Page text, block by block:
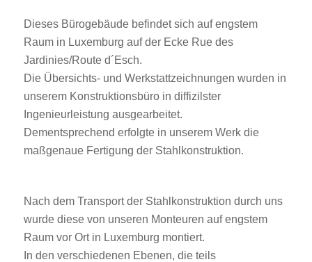
Dieses Bürogebäude befindet sich auf engstem
Raum in Luxemburg auf der Ecke Rue des
Jardinies/Route d´Esch.
Die Übersichts- und Werkstattzeichnungen wurden in
unserem Konstruktionsbüro in diffizilster
Ingenieurleistung ausgearbeitet.
Dementsprechend erfolgte in unserem Werk die
maßgenaue Fertigung der Stahlkonstruktion.
Nach dem Transport der Stahlkonstruktion durch uns
wurde diese von unseren Monteuren auf engstem
Raum vor Ort in Luxemburg montiert.
In den verschiedenen Ebenen, die teils